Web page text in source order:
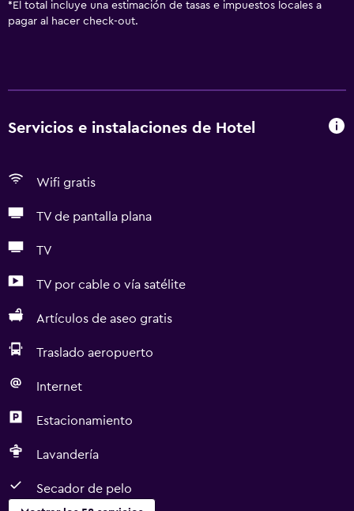
* El total incluye una estimación de tasas e impuestos locales a
pagar al hacer check-out.
Servicios e instalaciones de Hotel
Wifi gratis
TV de pantalla plana
TV
TV por cable o vía satélite
Artículos de aseo gratis
Traslado aeropuerto
Internet
Estacionamiento
Lavandería
Secador de pelo